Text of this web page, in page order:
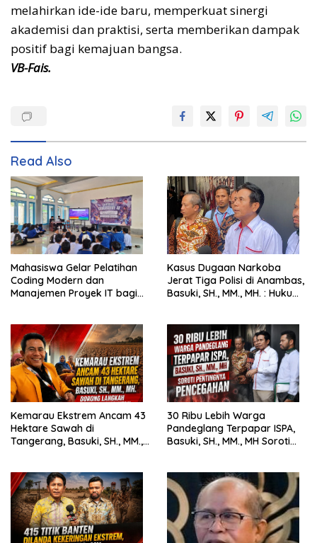
melahirkan ide-ide baru, memperkuat sinergi
akademisi dan praktisi, serta memberikan dampak
positif bagi kemajuan bangsa.
VB-Fais.
Read Also
Mahasiswa Gelar Pelatihan
Coding Modern dan
Manajemen Proyek IT bagi
Kasus Dugaan Narkoba
Jerat Tiga Polisi di Anambas,
Basuki, SH., MM., MH. : Hukum
Kemarau Ekstrem Ancam 43
Hektare Sawah di
Tangerang, Basuki, SH., MM.,
30 Ribu Lebih Warga
Pandeglang Terpapar ISPA,
Basuki, SH., MM., MH Soroti